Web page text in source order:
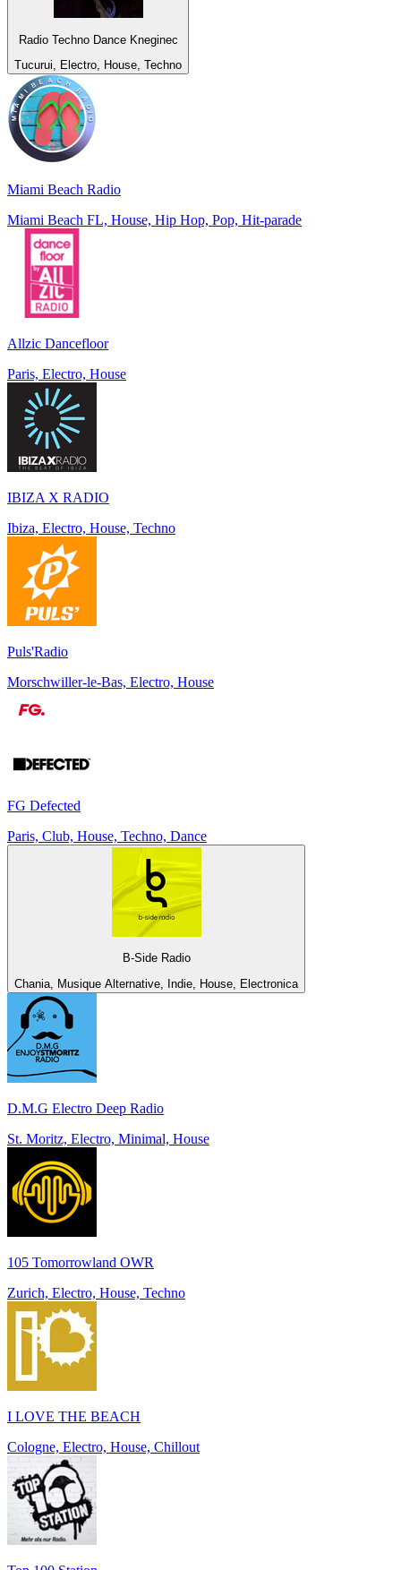
Radio Techno Dance Kneginec
Tucurui, Electro, House, Techno
Miami Beach Radio
Miami Beach FL, House, Hip Hop, Pop, Hit-parade
Allzic Dancefloor
Paris, Electro, House
IBIZA X RADIO
Ibiza, Electro, House, Techno
Puls'Radio
Morschwiller-le-Bas, Electro, House
FG Defected
Paris, Club, House, Techno, Dance
B-Side Radio
Chania, Musique Alternative, Indie, House, Electronica
D.M.G Electro Deep Radio
St. Moritz, Electro, Minimal, House
105 Tomorrowland OWR
Zurich, Electro, House, Techno
I LOVE THE BEACH
Cologne, Electro, House, Chillout